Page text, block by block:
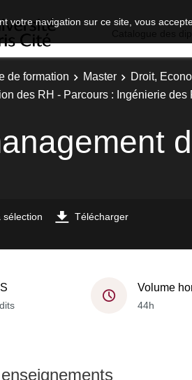
votre navigation sur ce site, vous
de formation Master Droit,
des RH - Parcours : Ingénierie des
sélection Télécharger
Volume
44h